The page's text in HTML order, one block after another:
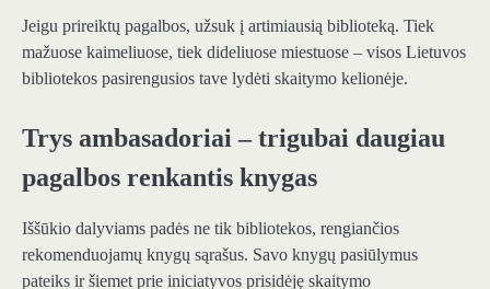
Jeigu prireiktų pagalbos, užsuk į artimiausią biblioteką. Tiek
mažuose kaimeliuose, tiek dideliuose miestuose – visos Lietuvos
bibliotekos pasirengusios tave lydėti skaitymo kelionėje.
Trys ambasadoriai – trigubai daugiau
pagalbos renkantis knygas
Iššūkio dalyviams padės ne tik bibliotekos, rengiančios
rekomenduojamų knygų sąrašus. Savo knygų pasiūlymus
pateiks ir šiemet prie iniciatyvos prisidėję skaitymo